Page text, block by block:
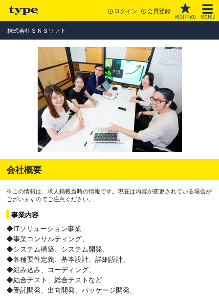
ログイン 会員登録
検討中(0) MENU
株式会社ＳＮＳソフト
会社概要
※この情報は、求人掲載当時の情報です。現在は内容が変更されている場合が
ございますのでご注意ください。
事業内容
◆ITソリューション事業
◆事業コンサルティング、
◆システム構築、システム開発、
◆各種要件定義、基本設計、詳細設計、
◆組み込み、コーディング、
◆結合テスト、総合テストなど
◆受託開発、出向開発、パッケージ開発、